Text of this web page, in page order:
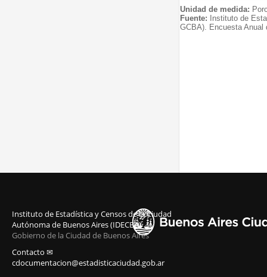
Unidad de medida:
Fuente: Instituto de
GCBA). Encuesta Anual
Instituto de Estadística y Censos de la Ciudad
Autónoma de Buenos Aires (IDECBA)
Gobierno de la Ciudad de Buenos Aires
Contacto ✉
cdocumentacion@estadisticaciudad.gob.ar